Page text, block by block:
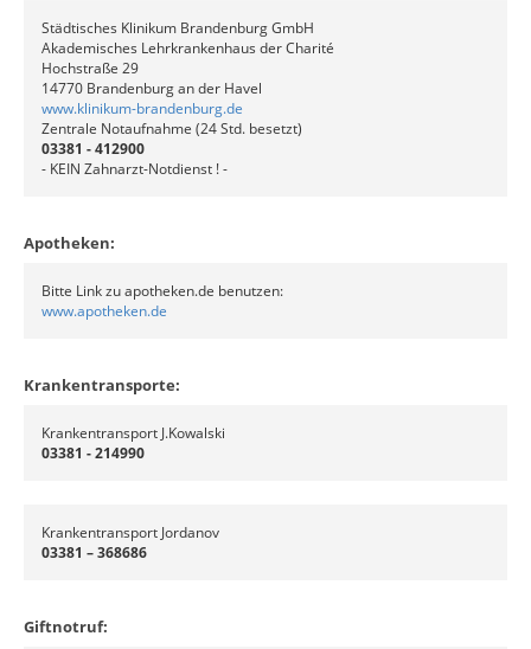
Städtisches Klinikum Brandenburg GmbH
Akademisches Lehrkrankenhaus der Charité
Hochstraße 29
14770 Brandenburg an der Havel
www.klinikum-brandenburg.de
Zentrale Notaufnahme (24 Std. besetzt)
03381 - 412900
- KEIN Zahnarzt-Notdienst ! -
Apotheken:
Bitte Link zu apotheken.de benutzen:
www.apotheken.de
Krankentransporte:
Krankentransport J.Kowalski
03381 - 214990
Krankentransport Jordanov
03381 – 368686
Giftnotruf: